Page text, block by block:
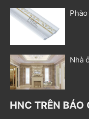
Nhà
HNC TRÊN BÁO